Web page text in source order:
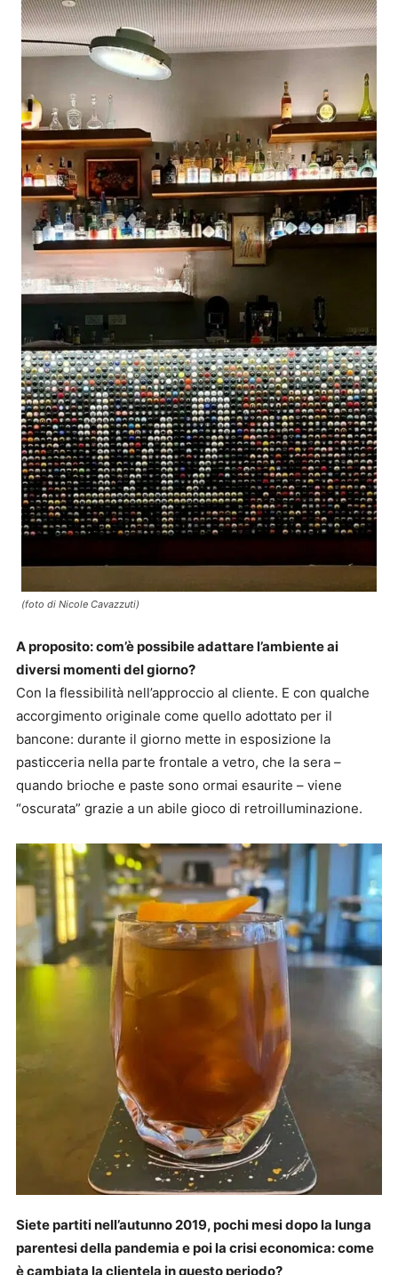
(foto di Nicole Cavazzuti)
A proposito: com’è possibile adattare l’ambiente ai
diversi momenti del giorno?
Con la flessibilità nell’approccio al cliente. E con qualche
accorgimento originale come quello adottato per il
bancone: durante il giorno mette in esposizione la
pasticceria nella parte frontale a vetro, che la sera –
quando brioche e paste sono ormai esaurite – viene
“oscurata” grazie a un abile gioco di retroilluminazione.
Siete partiti nell’autunno 2019, pochi mesi dopo la lunga
parentesi della pandemia e poi la crisi economica: come
è cambiata la clientela in questo periodo?